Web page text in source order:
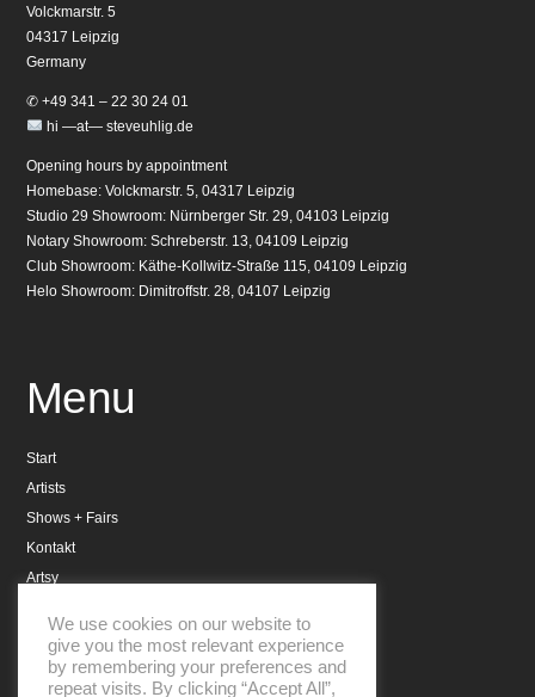
Volckmarstr. 5
04317 Leipzig
Germany
✆ +49 341 – 22 30 24 01
hi —at— steveuhlig.de
Opening hours by appointment
Homebase: Volckmarstr. 5, 04317 Leipzig
Studio 29 Showroom: Nürnberger Str. 29, 04103 Leipzig
Notary Showroom: Schreberstr. 13, 04109 Leipzig
Club Showroom: Käthe-Kollwitz-Straße 115, 04109 Leipzig
Helo Showroom: Dimitroffstr. 28, 04107 Leipzig
Menu
Start
Artists
Shows + Fairs
Kontakt
Artsy
Impressum
We use cookies on our website to
give you the most relevant experience
by remembering your preferences and
repeat visits. By clicking “Accept All”,